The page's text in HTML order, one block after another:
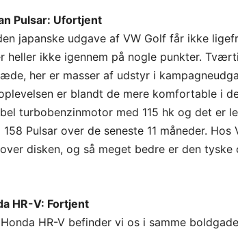
Pulsar: Ufortjent
japanske udgave af VW Golf får ikke
heller ikke igennem på nogle punkter.
her er masser af udstyr i
er blandt de mere komfortable i
turbobenzinmotor med 115 hk og det er
158 Pulsar over de seneste 11 måneder.
disken, og så meget bedre er den
HR-V: Fortjent
HR-V befinder vi os i samme